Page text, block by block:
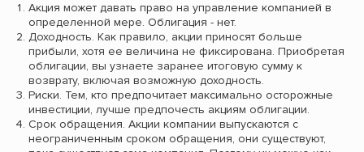
Акция может давать право на управление компанией в
определенной мере. Облигация - нет.
Доходность. Как правило, акции приносят больше
прибыли, хотя ее величина не фиксирована. Приобретая
облигации, вы узнаете заранее итоговую сумму к
возврату, включая возможную доходность.
Риски. Тем, кто предпочитает максимально осторожные
инвестиции, лучше предпочесть акциям облигации.
Срок обращения. Акции компании выпускаются с
неограниченным сроком обращения, они существуют,